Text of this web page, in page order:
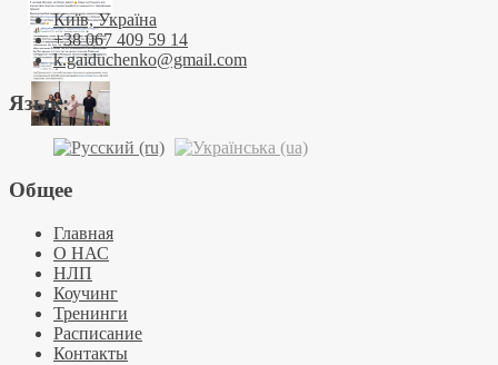
Київ, Україна
+38 067 409 59 14
k.gaiduchenko@gmail.com
Язык:
Общее
Главная
О НАС
НЛП
Коучинг
Тренинги
Расписание
Контакты